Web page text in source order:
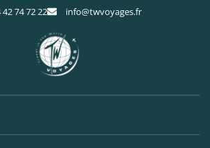
42 74 72 22 info@twvoyages.fr